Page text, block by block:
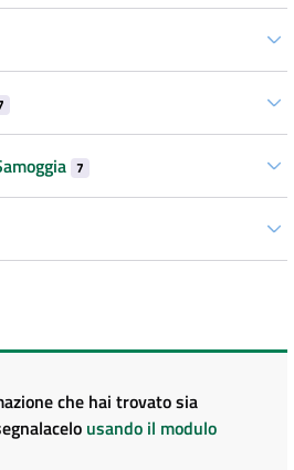
7
che hai trovato sia
usando il modulo